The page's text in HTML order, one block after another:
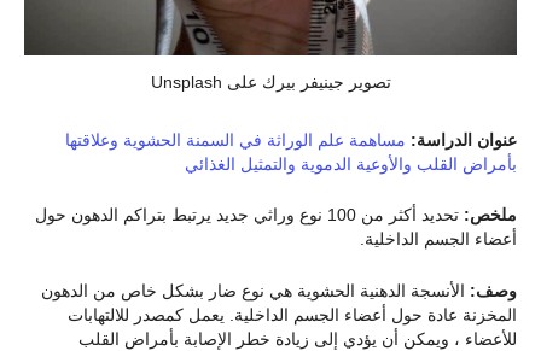
تصوير جينيفر بيرك على Unsplash
عنوان الدراسة: مساهمة علم الوراثة في السمنة الحشوية وعلاقتها
بأمراض القلب والأوعية الدموية والتمثيل الغذائي
ملخص:
تحديد أكثر من 100 نوع وراثي جديد يرتبط بتراكم الدهون حول
أعضاء الجسم الداخلية.
وصف: الأنسجة الدهنية الحشوية هي نوع ضار بشكل خاص من الدهون
المخزنة عادة حول أعضاء الجسم الداخلية. يعمل كمصدر للالتهابات
للأعضاء ، ويمكن أن يؤدي إلى زيادة خطر الإصابة بأمراض القلب